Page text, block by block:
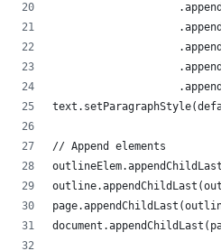
// Append elements